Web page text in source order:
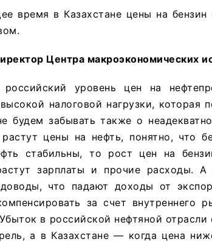
время в Казахстане цены на
Центра макроэкономических
российский уровень цен на
налоговой нагрузки, которая
будем забывать также о
растут цены на нефть, понятно, что
стабильны, то рост цен на
зарплаты и прочие расходы.
что падают доходы от
за счет внутреннего
в российской нефтяной отрасли
а в Казахстане — когда цена